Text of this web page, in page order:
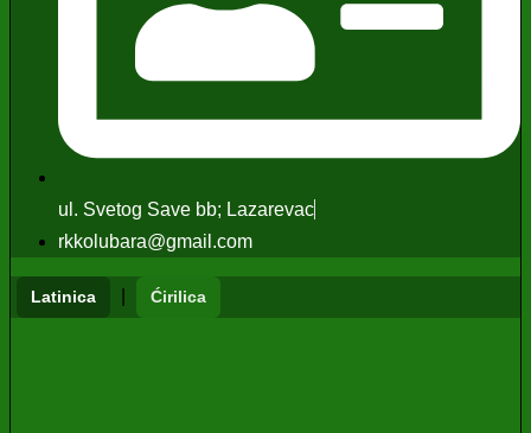
ul. Svetog Save bb; Lazarevac
rkkolubara@gmail.com
Latinica Ćirilica